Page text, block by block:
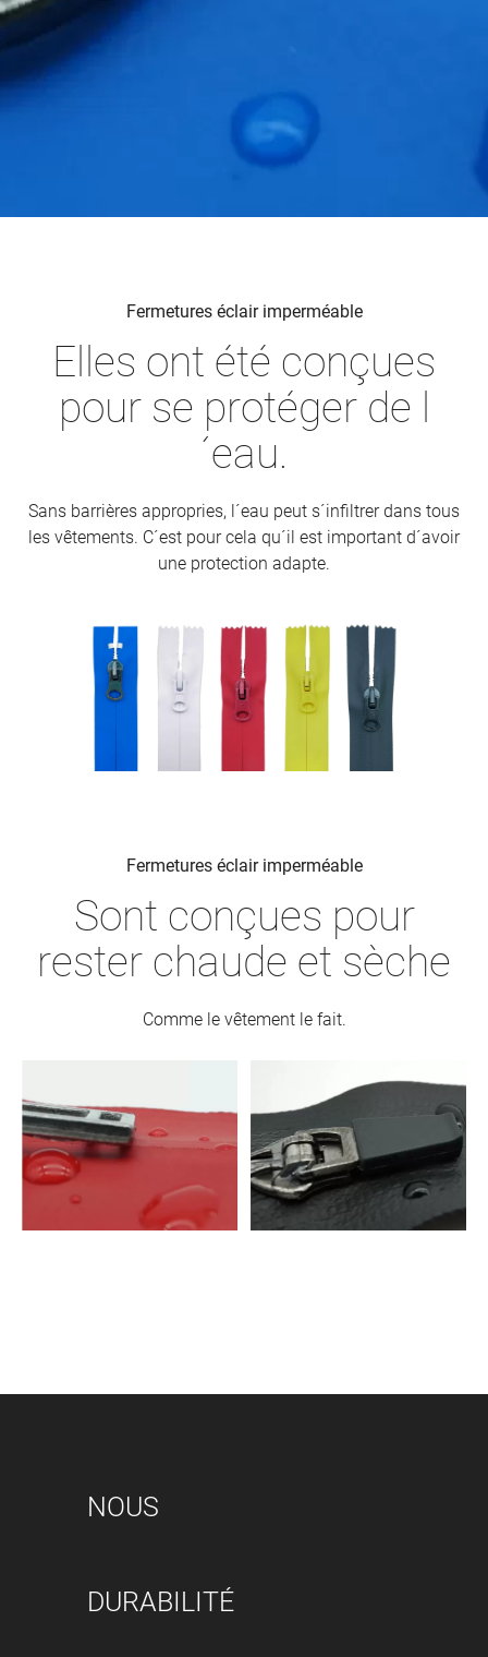
Fermetures éclair imperméable
Elles ont été conçues
pour se protéger de l
´eau.
Sans barrières appropries, l´eau peut s´infiltrer dans tous
les vêtements. C´est pour cela qu´il est important d´avoir
une protection adapte.
Fermetures éclair imperméable
Sont conçues pour
rester chaude et sèche
Comme le vêtement le fait.
NOUS
DURABILITÉ